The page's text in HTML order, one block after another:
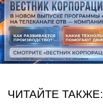
ЧИТАЙТЕ ТАКЖЕ: